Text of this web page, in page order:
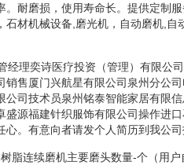
。耐磨损，使用寿命长。提供定制
石材机械设备,磨光机，自动磨机,
经理奕诗医疗投资（管理）有限公
销售厦门兴航星有限公司泉州分公
公司技术员泉州铭泰智能家居有限
盛源福建针织服饰有限公司操作进
。有意向者请发个人简历到我公司
脂连续磨机主要磨头数量-个（用